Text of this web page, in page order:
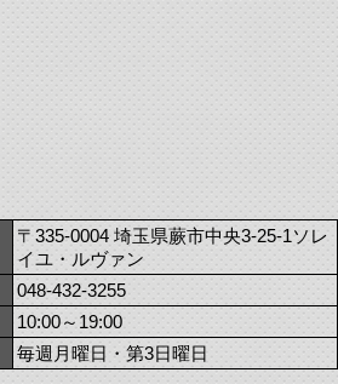
〒335-0004 埼玉県蕨市中央3-25-1ソレ
イユ・ルヴァン
048-432-3255
10:00～19:00
毎週月曜日・第3日曜日